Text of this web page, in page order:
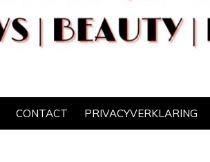
CONTACT PRIVACYVERKLARING